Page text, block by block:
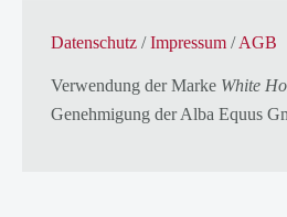
Datenschutz /Impressum /AGB
Verwendung der Marke White
Genehmigung derAlba Equus